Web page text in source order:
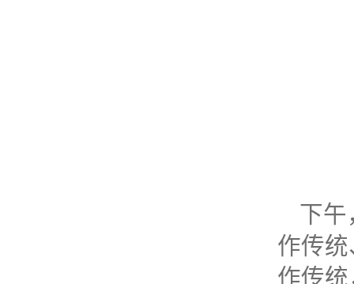
下午
作传
作传